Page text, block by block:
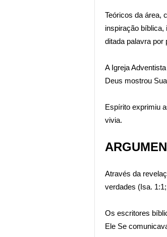
Teóricos da área,
inspiração bíblica,
ditada palavra por
A Igreja
Deus mostrou
Espírito exprimiu
vivia.
Através da
verdades (Isa.
Os escritores
Ele Se